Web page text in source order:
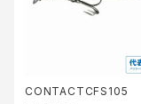
CONTACTCFS105